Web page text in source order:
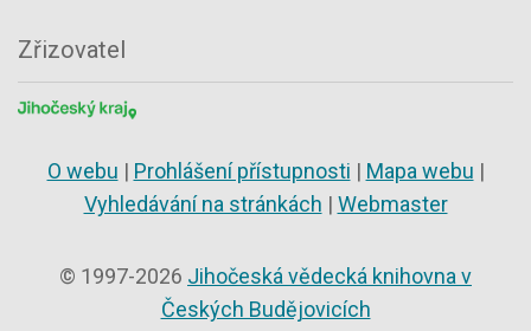
Zřizovatel
O webu | Prohlášení přístupnosti | Mapa webu |
Vyhledávání na stránkách | Webmaster
© 1997-2026 Jihočeská vědecká knihovna v
Českých Budějovicích